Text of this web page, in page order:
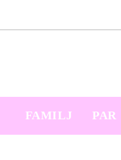
FAMILJ PAR